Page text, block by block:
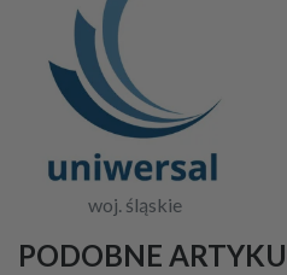
woj. śląskie
PODOBNE